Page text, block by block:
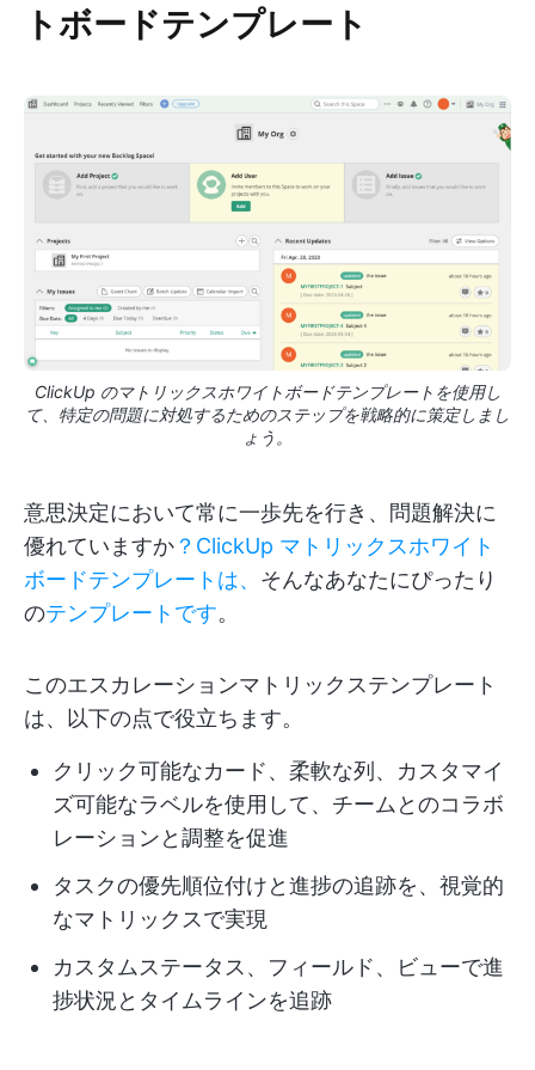
トボードテンプレート
ClickUp のマトリックスホワイトボードテンプレートを使用し
て、特定の問題に対処するためのステップを戦略的に策定しまし
ょう。
意思決定において常に一歩先を行き、問題解決に
優れていますか ？ClickUp マトリックスホワイト
ボードテンプレートは、 そんなあなたにぴったり
のテンプレートです。
このエスカレーションマトリックステンプレート
は、以下の点で役立ちます。
クリック可能なカード、柔軟な列、カスタマイ
ズ可能なラベルを使用して、チームとのコラボ
レーションと調整を促進
タスクの優先順位付けと進捗の追跡を、視覚的
なマトリックスで実現
カスタムステータス、フィールド、ビューで進
捗状況とタイムラインを追跡